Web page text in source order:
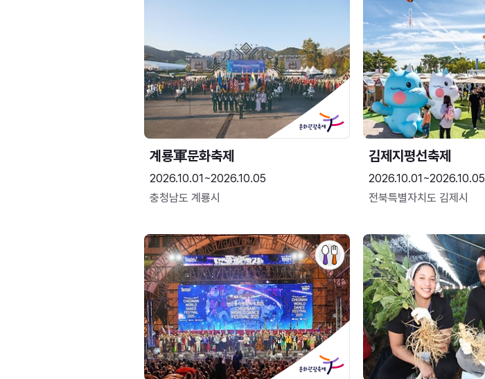
2026.10.01~2026.10.05
충청남도 계룡시
김제지평선축제
2026.10.01~2026.10.05
전북특별자치도 김제시